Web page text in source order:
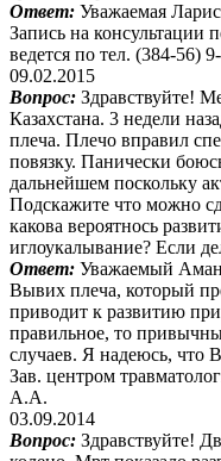
Ответ: Уважаемая
Запись на консультации
ведется по тел. (384-56)
09.02.2015
Вопрос: Здравствуйте!
Казахстана. 3 недели
плеча. Плечо вправил
повязку. Панически
дальнейшем поскольку
Подскажите что можно
какова вероятнось
иглоукалывание? Если
Ответ: Уважаемый
Вывих плеча, который
приводит к развитию
правильное, то
случаев. Я надеюсь, что
Зав. центром
А.А.
03.09.2014
Вопрос: Здравствуйте!